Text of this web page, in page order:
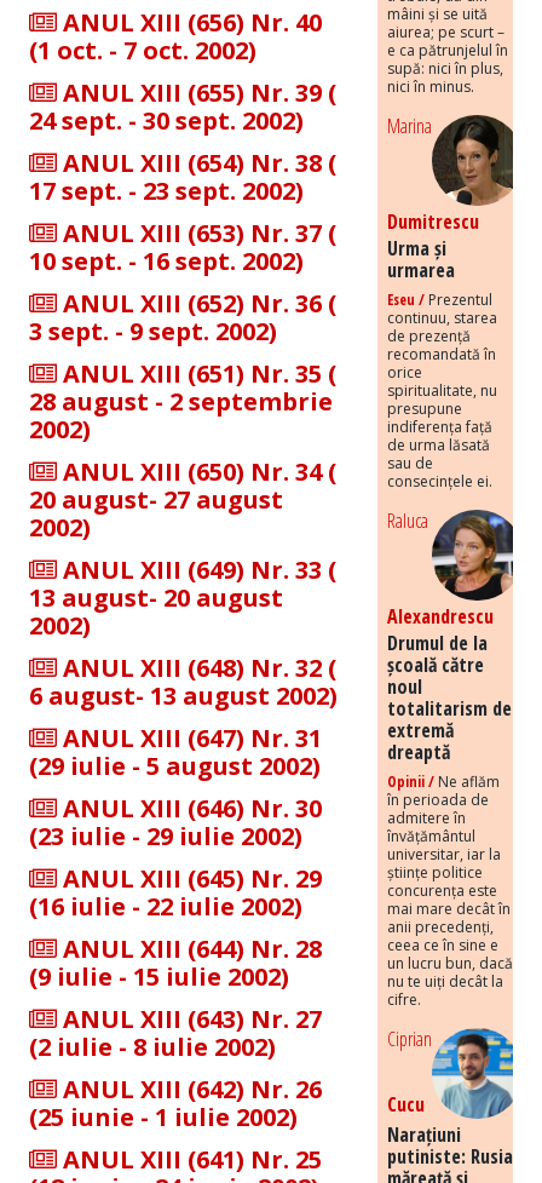
ANUL XIII (656) Nr. 40
(1 oct. - 7 oct. 2002)
ANUL XIII (655) Nr. 39 (
24 sept. - 30 sept. 2002)
ANUL XIII (654) Nr. 38 (
17 sept. - 23 sept. 2002)
ANUL XIII (653) Nr. 37 (
10 sept. - 16 sept. 2002)
ANUL XIII (652) Nr. 36 (
3 sept. - 9 sept. 2002)
ANUL XIII (651) Nr. 35 (
28 august - 2 septembrie
2002)
ANUL XIII (650) Nr. 34 (
20 august- 27 august
2002)
ANUL XIII (649) Nr. 33 (
13 august- 20 august
2002)
ANUL XIII (648) Nr. 32 (
6 august- 13 august 2002)
ANUL XIII (647) Nr. 31
(29 iulie - 5 august 2002)
ANUL XIII (646) Nr. 30
(23 iulie - 29 iulie 2002)
ANUL XIII (645) Nr. 29
(16 iulie - 22 iulie 2002)
ANUL XIII (644) Nr. 28
(9 iulie - 15 iulie 2002)
ANUL XIII (643) Nr. 27
(2 iulie - 8 iulie 2002)
ANUL XIII (642) Nr. 26
(25 iunie - 1 iulie 2002)
ANUL XIII (641) Nr. 25
mâini și se uită
aiurea; pe scurt –
e ca pătrunjelul în
supă: nici în plus,
nici în minus.
Marina
Dumitrescu
Urma și
urmarea
Eseu / Prezentul
continuu, starea
de prezență
recomandată în
orice
spiritualitate, nu
presupune
indiferența față
de urma lăsată
sau de
consecințele ei.
Raluca
Alexandrescu
Drumul de la
școală către
noul
totalitarism de
extremă
dreaptă
Opinii / Ne aflăm
în perioada de
admitere în
învățământul
universitar, iar la
științe politice
concurența este
mai mare decât în
anii precedenți,
ceea ce în sine e
un lucru bun, dacă
nu te uiți decât la
cifre.
Ciprian
Cucu
Narațiuni
putiniste: Rusia